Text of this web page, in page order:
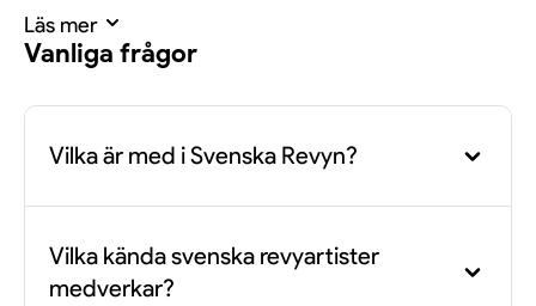
köpet genomförs.
Läs mer
Vanliga frågor
Vilka är med i Svenska Revyn?
vänner Vanna Rosenberg och Johan Ulveson. De
backas även upp av den nybildade "Svenska
Vilka kända svenska revyartister
medverkar?